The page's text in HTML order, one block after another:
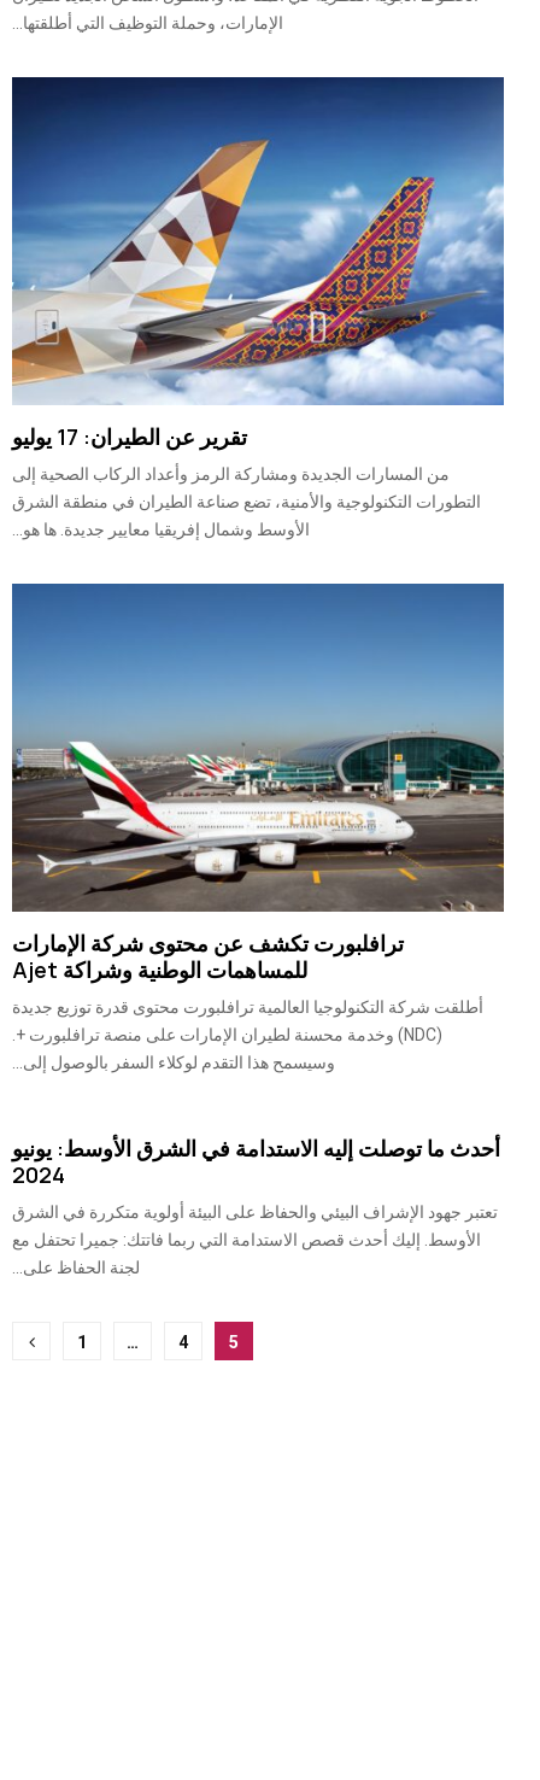
الإمارات، وحملة التوظيف التي أطلقتها...
تقرير عن الطيران: 17 يوليو
من المسارات الجديدة ومشاركة الرمز وأعداد الركاب الصحية إلى
التطورات التكنولوجية والأمنية، تضع صناعة الطيران في منطقة الشرق
الأوسط وشمال إفريقيا معايير جديدة. ها هو...
ترافلبورت تكشف عن محتوى شركة الإمارات
للمساهمات الوطنية وشراكة Ajet
أطلقت شركة التكنولوجيا العالمية ترافلبورت محتوى قدرة توزيع جديدة
(NDC) وخدمة محسنة لطيران الإمارات على منصة ترافلبورت +.
وسيسمح هذا التقدم لوكلاء السفر بالوصول إلى...
أحدث ما توصلت إليه الاستدامة في الشرق الأوسط: يونيو
2024
تعتبر جهود الإشراف البيئي والحفاظ على البيئة أولوية متكررة في الشرق
الأوسط. إليك أحدث قصص الاستدامة التي ربما فاتتك: جميرا تحتفل مع
لجنة الحفاظ على...
1 … 4 5